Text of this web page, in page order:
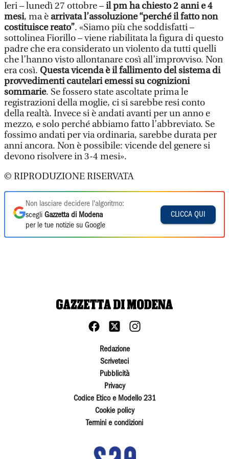
Ieri – lunedì 27 ottobre –il pm ha chiesto 2 anni e 4
mesi, ma è arrivata l’assoluzione “perché il fatto non
costituisce reato”. «Siamo più che soddisfatti –
sottolinea Fiorillo – viene riabilitata la figura di questo
padre che era considerato un violento da tutti quelli
che l’hanno visto allontanare così all’improvviso. Non
era così. Questa vicenda è il fallimento del sistema di
provvedimenti cautelari emessi su cognizioni
sommarie. Se fossero state ascoltate prima le
registrazioni della moglie, ci si sarebbe resi conto
della realtà. Invece si è andati avanti per un anno e
mezzo, e solo perché abbiamo fatto l’abbreviato. Se
fossimo andati per via ordinaria, sarebbe durata per
anni ancora. Non è possibile: vicende del genere si
devono risolvere in 3-4 mesi».
© RIPRODUZIONE RISERVATA
Non lasciare decidere l'algoritmo:
scegli Gazzetta di Modena
per le tue notizie su Google
CLICCA QUI
Redazione
Scriveteci
Pubblicità
Privacy
Codice Etico e Modello 231
Cookie policy
Termini e condizioni